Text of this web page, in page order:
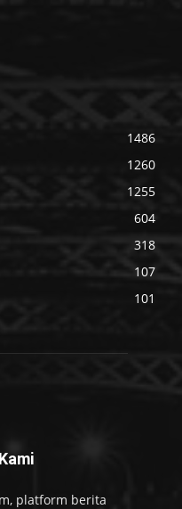
1486
1260
1255
604
318
107
101
platform berita